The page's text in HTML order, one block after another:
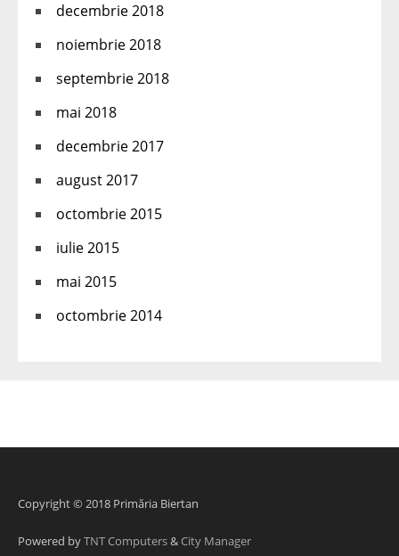
decembrie 2018
noiembrie 2018
septembrie 2018
mai 2018
decembrie 2017
august 2017
octombrie 2015
iulie 2015
mai 2015
octombrie 2014
Copyright © 2018 Primăria Biertan
Powered byTNT Computers&City Manager